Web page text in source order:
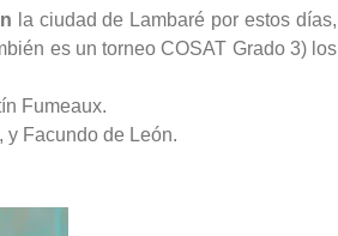
la ciudad de Lambaré por estos días,
es un torneo COSAT Grado 3) los
Fumeaux.
y Facundo de León.